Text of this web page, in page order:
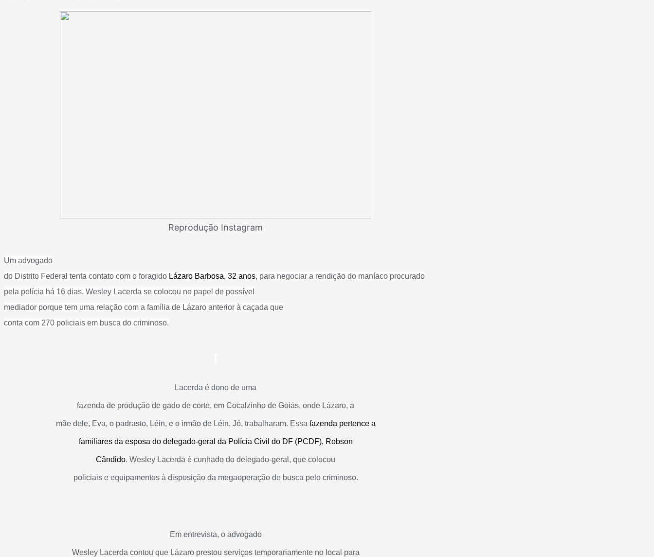
Reprodução Instagram
Um advogado
do Distrito Federal tenta contato com o foragido Lázaro Barbosa, 32 anos, para negociar a rendição do maníaco procurado
pela polícia há 16 dias. Wesley Lacerda se colocou no papel de possível
mediador porque tem uma relação com a família de Lázaro anterior à caçada que
conta com 270 policiais em busca do criminoso.
Lacerda é dono de uma
fazenda de produção de gado de corte, em Cocalzinho de Goiás, onde Lázaro, a
mãe dele, Eva, o padrasto, Léin, e o irmão de Léin, Jó, trabalharam. Essa fazenda pertence a
familiares da esposa do delegado-geral da Polícia Civil do DF (PCDF), Robson
Cândido. Wesley Lacerda é cunhado do delegado-geral, que colocou
policiais e equipamentos à disposição da megaoperação de busca pelo criminoso.
Em entrevista, o advogado
Wesley Lacerda contou que Lázaro prestou serviços temporariamente no local para